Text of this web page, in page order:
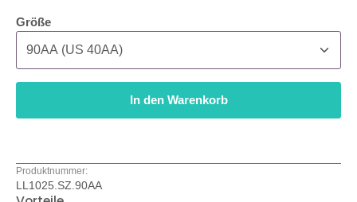
Größeauswählen
In den Warenkorb
Produktnummer:
LL1025.SZ.90AA